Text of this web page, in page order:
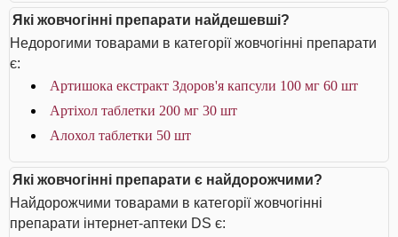
Які жовчогінні препарати найдешевші?
Недорогими товарами в категорії жовчогінні препарати
є:
Артишока екстракт Здоров'я капсули 100 мг 60 шт
Артіхол таблетки 200 мг 30 шт
Алохол таблетки 50 шт
Які жовчогінні препарати є найдорожчими?
Найдорожчими товарами в категорії жовчогінні
препарати інтернет-аптеки DS є: